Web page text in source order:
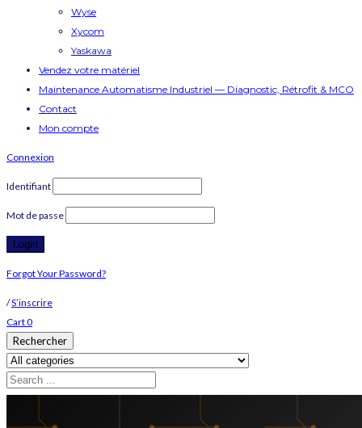
Wyse
Xycom
Yaskawa
Vendez votre matériel
Maintenance Automatisme Industriel — Diagnostic, Rétrofit & MCO
Contact
Mon compte
Connexion
Identifiant
Mot de passe
Forgot Your Password?
/S’inscrire
Cart0
Rechercher